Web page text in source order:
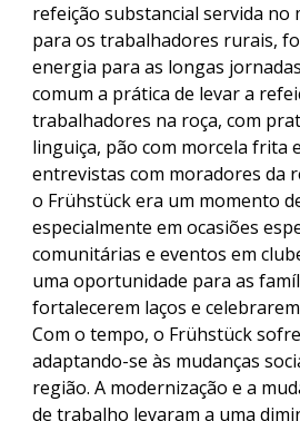
refeição substancial servida no
para os trabalhadores rurais,
energia para as longas
comum a prática de levar a
trabalhadores na roça, com
linguiça, pão com morcela frita
entrevistas com moradores da
o Frühstück era um momento
especialmente em ocasiões
comunitárias e eventos em
uma oportunidade para as
fortalecerem laços e
Com o tempo, o Frühstück
adaptando-se às mudanças
região. A modernização e a
de trabalho levaram a uma